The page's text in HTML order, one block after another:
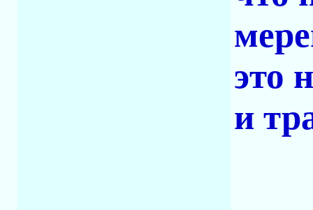
это
и